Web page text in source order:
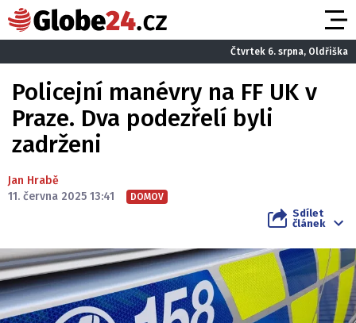
Čtvrtek 6. srpna, Oldřiška
Policejní manévry na FF UK v
Praze. Dva podezřelí byli
zadrženi
Jan Hrabě
11. června 2025 13:41
DOMOV
Sdílet
článek